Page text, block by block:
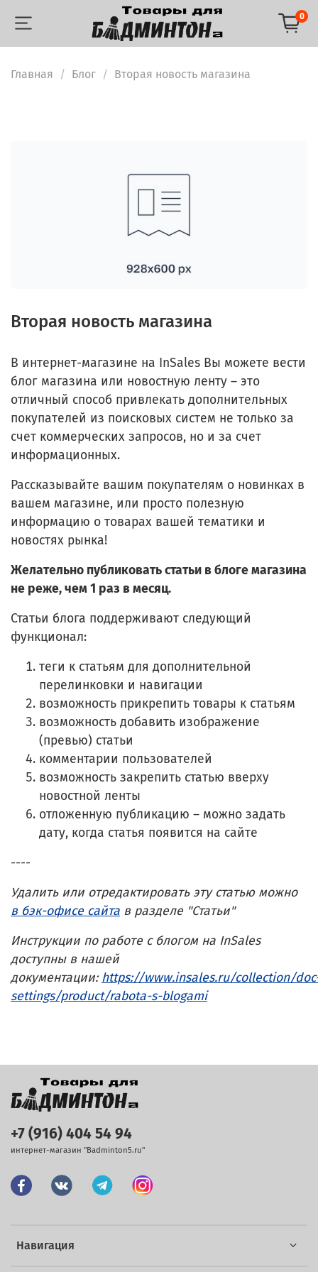
0
Главная Блог Вторая новость магазина
Вторая новость магазина
В интернет-магазине на InSales Вы можете вести
блог магазина или новостную ленту – это
отличный способ привлекать дополнительных
покупателей из поисковых систем не только за
счет коммерческих запросов, но и за счет
информационных.
Рассказывайте вашим покупателям о новинках в
вашем магазине, или просто полезную
информацию о товарах вашей тематики и
новостях рынка!
Желательно публиковать статьи в блоге магазина
не реже, чем 1 раз в месяц.
Статьи блога поддерживают следующий
функционал:
теги к статьям для дополнительной
перелинковки и навигации
возможность прикрепить товары к статьям
возможность добавить изображение
(превью) статьи
комментарии пользователей
возможность закрепить статью вверху
новостной ленты
отложенную публикацию – можно задать
дату, когда статья появится на сайте
----
Удалить или отредактировать эту статью можно
в бэк-офисе сайта в разделе "Статьи"
Инструкции по работе с блогом на InSales
доступны в нашей
документации:https://www.insales.ru/collection/
settings/product/rabota-s-blogami
Навигация
+7 (916) 404 54 94
интернет-магазин "Badminton5.ru"